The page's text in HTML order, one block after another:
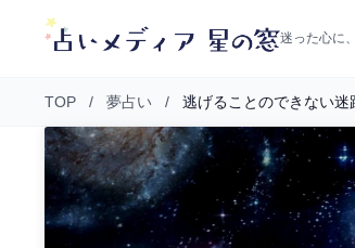
迷った心に
TOP / 夢占い / 逃げることのできない迷